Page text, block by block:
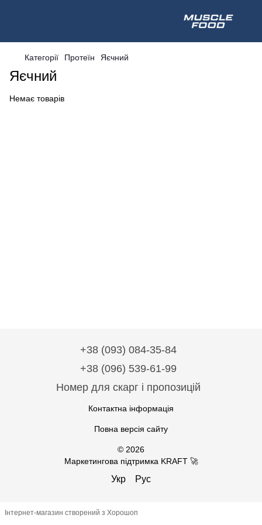
Категорії Протеїн Яєчний
Яєчний
Немає товарів
+38 (093) 084-35-84
+38 (096) 539-61-99
Номер для скарг і пропозицій
Контактна інформація
Повна версія сайту
© 2026
Маркетингова підтримка KRAFT 🚀
Укр Рус
Інтернет-магазин створений з Хорошоп